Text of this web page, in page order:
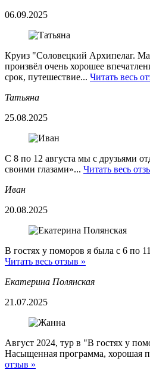
06.09.2025
Круиз "Соловецкий Архипелаг.
произвёл очень хорошее
срок, путешествие... Читать весь
Татьяна
25.08.2025
С 8 по 12 августа мы с друзьями
своими глазами»... Читать весь
Иван
20.08.2025
В гостях у поморов я была с 6 по
Читать весь отзыв »
Екатерина Полянская
21.07.2025
Август 2024, тур в "В гостях у
Насыщенная программа, хорошая
отзыв »